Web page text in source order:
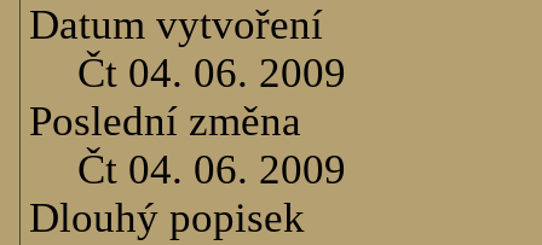
Datum vytvoření
Čt 04. 06. 2009
Poslední změna
Čt 04. 06. 2009
Dlouhý popisek